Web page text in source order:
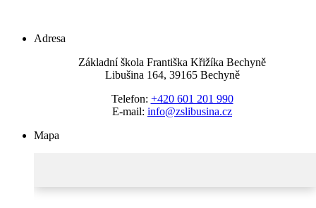
Adresa
Základní škola Františka Křižíka Bechyně
Libušina 164, 39165 Bechyně
Telefon: +420 601 201 990
E-mail: info@zslibusina.cz
Mapa